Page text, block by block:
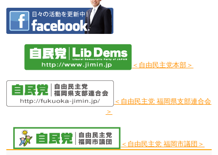
＜自由民主党本部＞
＜自由民主党 福岡県支部連合会
＞
＜自由民主党 福岡市議団＞